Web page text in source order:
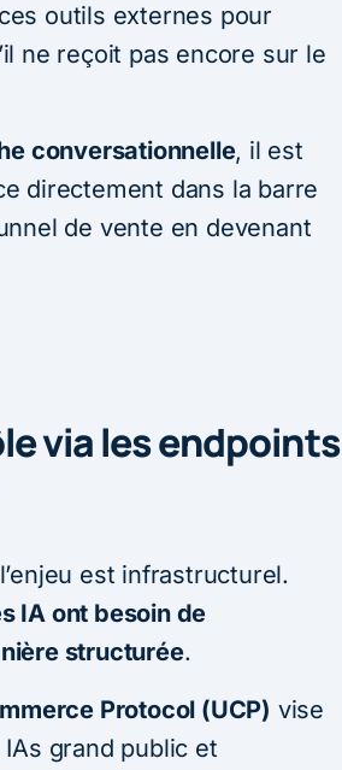
outils externes pour
ne reçoit pas encore sur le
conversationnelle, il est
directement dans la barre
de vente en devenant
via les endpoints
est infrastructurel.
IA ont besoin de
structurée.
Protocol (UCP) vise
grand public et